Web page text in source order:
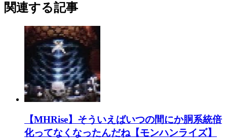
関連する記事
【MHRise】そういえばいつの間にか胴系統倍
化ってなくなったんだね【モンハンライズ】